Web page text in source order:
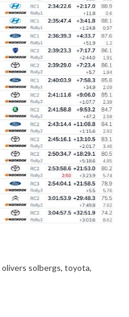
olivers solbergs, toyota,